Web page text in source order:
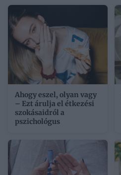
Ahogy eszel, olyan vagy
– Ezt árulja el étkezési
szokásaidról a
pszichológus